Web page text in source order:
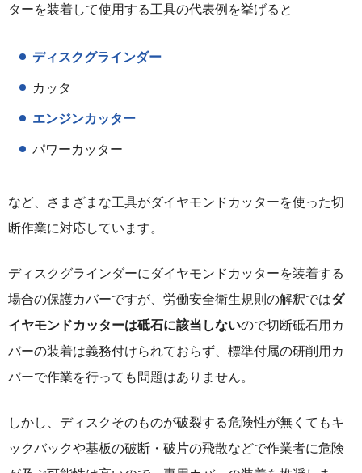
ターを装着して使用する工具の代表例を挙げると
ディスクグラインダー
カッタ
エンジンカッター
パワーカッター
など、さまざまな工具がダイヤモンドカッターを使った切
断作業に対応しています。
ディスクグラインダーにダイヤモンドカッターを装着する
場合の保護カバーですが、労働安全衛生規則の解釈ではダ
イヤモンドカッターは砥石に該当しないので切断砥石用カ
バーの装着は義務付けられておらず、標準付属の研削用カ
バーで作業を行っても問題はありません。
しかし、ディスクそのものが破裂する危険性が無くてもキ
ックバックや基板の破断・破片の飛散などで作業者に危険